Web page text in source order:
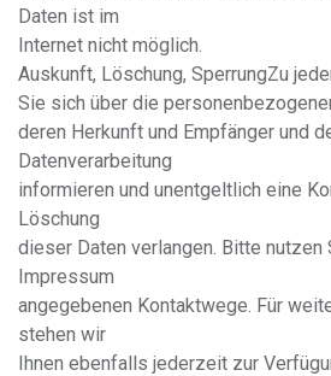
Daten ist im
Internet nicht möglich.
Auskunft, Löschung, SperrungZu
Sie sich über die
deren Herkunft und Empfänger und
Datenverarbeitung
informieren und unentgeltlich eine
Löschung
dieser Daten verlangen. Bitte nutzen
Impressum
angegebenen Kontaktwege. Für
stehen wir
Ihnen ebenfalls jederzeit zur